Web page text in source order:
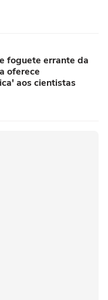
foguete errante da
oferece
aos cientistas